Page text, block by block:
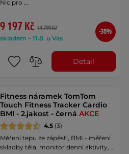
Nic pro …
9 197 Kč 14 799 Kč
skladem – 11.8. u Vás
-38%
Detail
Fitness náramek TomTom
Touch Fitness Tracker Cardio
BMI - 2.jakost - černáAKCE
4.5 (3)
Měření tepu ze zápěstí, BMI - měření
skladby těla, monitor denní aktivity, …